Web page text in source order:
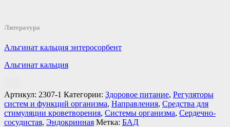
Литература
Альгинат кальция энтеросорбент
Альгинат кальция
Артикул: 2307-1 Категории: Здоровое питание, Регуляторы
систем и функций организма, Направления, Средства для
стимуляции кроветворения, Системы организма, Сердечно-
сосудистая, Эндокринная Метка: БАД